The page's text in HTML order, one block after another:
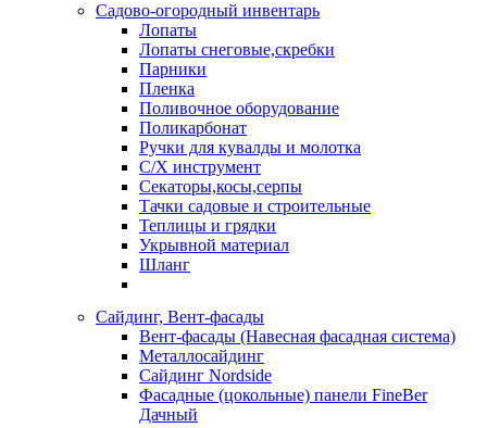
Садово-огородный инвентарь
Лопаты
Лопаты снеговые,скребки
Парники
Пленка
Поливочное оборудование
Поликарбонат
Ручки для кувалды и молотка
С/Х инструмент
Секаторы,косы,серпы
Тачки садовые и строительные
Теплицы и грядки
Укрывной материал
Шланг
Сайдинг, Вент-фасады
Вент-фасады (Навесная фасадная система)
Металлосайдинг
Сайдинг Nordside
Фасадные (цокольные) панели FineBer
Дачный